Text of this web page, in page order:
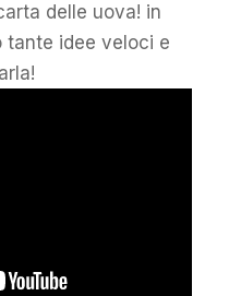
delle uova! in
tante idee veloci e